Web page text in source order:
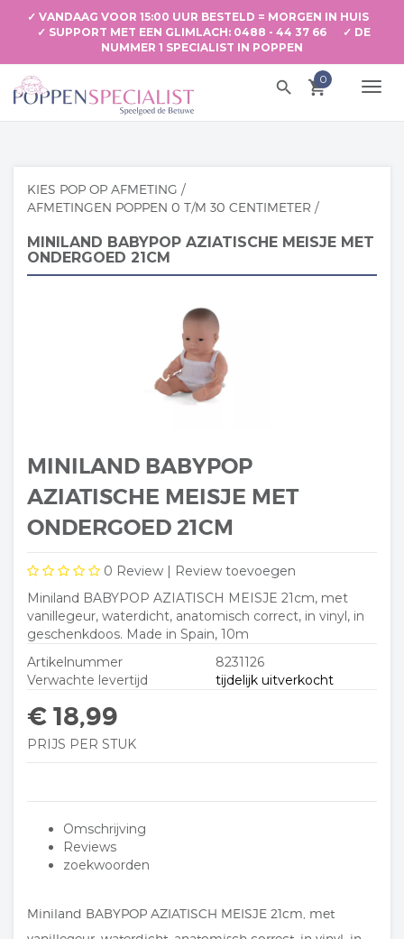
✓ VANDAAG VOOR 15:00 UUR BESTELD = MORGEN IN HUIS
✓ SUPPORT MET EEN GLIMLACH: 0488 - 44 37 66 ✓ DE
NUMMER 1 SPECIALIST IN POPPEN
local_grocery_store
0
search
KIES POP OP AFMETING /
AFMETINGEN POPPEN 0 T/M 30 CENTIMETER /
MINILAND BABYPOP AZIATISCHE MEISJE MET
ONDERGOED 21CM
MINILAND BABYPOP
AZIATISCHE MEISJE MET
ONDERGOED 21CM
0 Review | Review toevoegen
Miniland BABYPOP AZIATISCH MEISJE 21cm, met
vanillegeur, waterdicht, anatomisch correct, in vinyl, in
geschenkdoos. Made in Spain, 10m
Artikelnummer
8231126
Verwachte levertijd
tijdelijk uitverkocht
€ 18,99
PRIJS PER STUK
Omschrijving
Reviews
zoekwoorden
Miniland BABYPOP AZIATISCH MEISJE 21cm, met